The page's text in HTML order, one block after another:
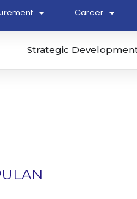
Career
Strategic